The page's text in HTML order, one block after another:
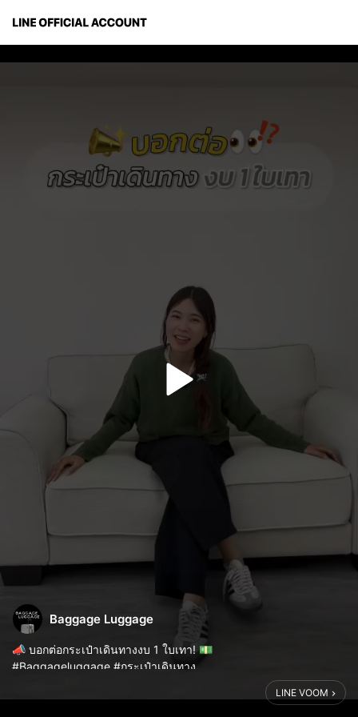
Baggage Luggage
📣 บอกต่อกระเป๋าเดินทางงบ 1 ใบเทา! 💵
#Baggageluggage #กระเป๋าเดินทาง
LINE VOOM